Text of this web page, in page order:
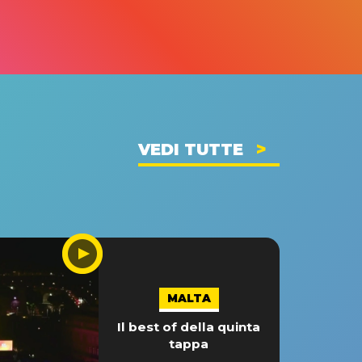
VEDI TUTTE
MALTA
Il best of della quinta
tappa